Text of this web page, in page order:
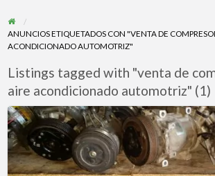
ANUNCIOS ETIQUETADOS CON "VENTA DE
ACONDICIONADO AUTOMOTRIZ"
Listings tagged with "venta de
aire acondicionado automotriz" (1)
COMPRESORES
AIRE
ACONDICIONADO